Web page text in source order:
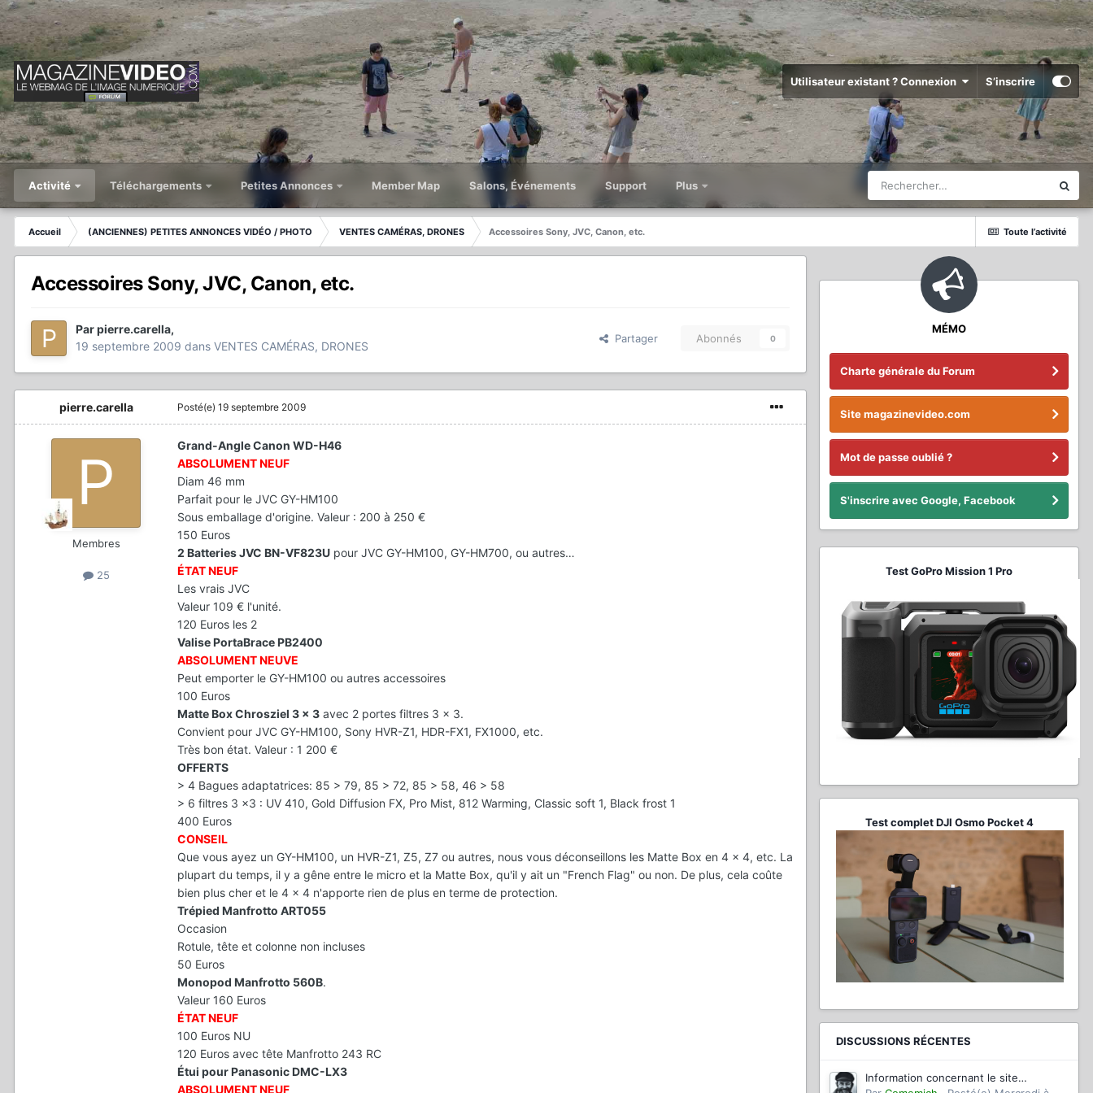
Utilisateur existant ? Connexion S’inscrire
Activité Téléchargements Petites Annonces Member Map Salons, Événements Support Plus
Toute l’activité
Accueil (ANCIENNES) PETITES ANNONCES VIDÉO / PHOTO VENTES CAMÉRAS, DRONES Accessoires Sony, JVC, Canon, etc.
Accessoires Sony, JVC, Canon, etc.
Parpierre.carella,
19 septembre 2009 dans VENTES CAMÉRAS, DRONES
Partager Abonnés 0
pierre.carella
Membres
25
Posté(e) 19 septembre 2009
Grand-Angle Canon WD-H46
ABSOLUMENT NEUF
Diam 46 mm
Parfait pour le JVC GY-HM100
Sous emballage d'origine. Valeur : 200 à 250 €
150 Euros
2 Batteries JVC BN-VF823U pour JVC GY-HM100, GY-HM700, ou autres…
ÉTAT NEUF
Les vrais JVC
Valeur 109 € l'unité.
120 Euros les 2
Valise PortaBrace PB2400
ABSOLUMENT NEUVE
Peut emporter le GY-HM100 ou autres accessoires
100 Euros
Matte Box Chrosziel 3 x 3 avec 2 portes filtres 3 x 3.
Convient pour JVC GY-HM100, Sony HVR-Z1, HDR-FX1, FX1000, etc.
Très bon état. Valeur : 1 200 €
OFFERTS
> 4 Bagues adaptatrices: 85 > 79, 85 > 72, 85 > 58, 46 > 58
> 6 filtres 3 x3 : UV 410, Gold Diffusion FX, Pro Mist, 812 Warming, Classic soft 1, Black frost 1
400 Euros
CONSEIL
Que vous ayez un GY-HM100, un HVR-Z1, Z5, Z7 ou autres, nous vous déconseillons les Matte Box en 4 x 4, etc. La
plupart du temps, il y a gêne entre le micro et la Matte Box, qu'il y ait un "French Flag" ou non. De plus, cela coûte
bien plus cher et le 4 x 4 n'apporte rien de plus en terme de protection.
Trépied Manfrotto ART055
Occasion
Rotule, tête et colonne non incluses
50 Euros
Monopod Manfrotto 560B.
Valeur 160 Euros
ÉTAT NEUF
100 Euros NU
120 Euros avec tête Manfrotto 243 RC
Étui pour Panasonic DMC-LX3
ABSOLUMENT NEUF
MÉMO
Charte générale du Forum
Site magazinevideo.com
Mot de passe oublié ?
S'inscrire avec Google, Facebook
Test GoPro Mission 1 Pro
Test complet DJI Osmo Pocket 4
DISCUSSIONS RÉCENTES
Information concernant le site